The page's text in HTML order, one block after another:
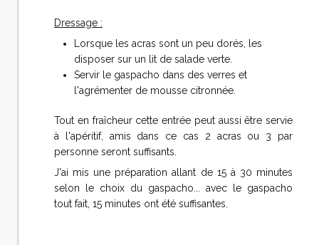
Dressage :
Lorsque les acras sont un peu dorés, les
disposer sur un lit de salade verte.
Servir le gaspacho dans des verres et
l'agrémenter de mousse citronnée.
Tout en fraîcheur cette entrée peut aussi être servie
à l'apéritif, amis dans ce cas 2 acras ou 3 par
personne seront suffisants.
J'ai mis une préparation allant de 15 à 30 minutes
selon le choix du gaspacho... avec le gaspacho
tout fait, 15 minutes ont été suffisantes.